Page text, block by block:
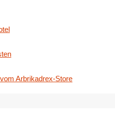
Arbrikadrex-Store